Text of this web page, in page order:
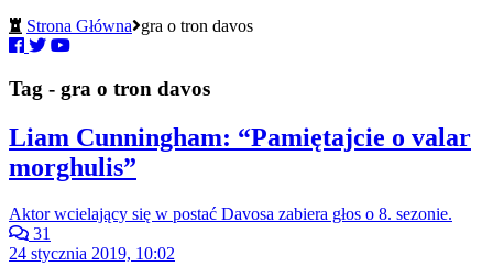
Strona Główna gra o tron davos
Tag - gra o tron davos
Liam Cunningham: “Pamiętajcie o valar
morghulis”
Aktor wcielający się w postać Davosa zabiera głos o 8. sezonie.
31
24 stycznia 2019, 10:02